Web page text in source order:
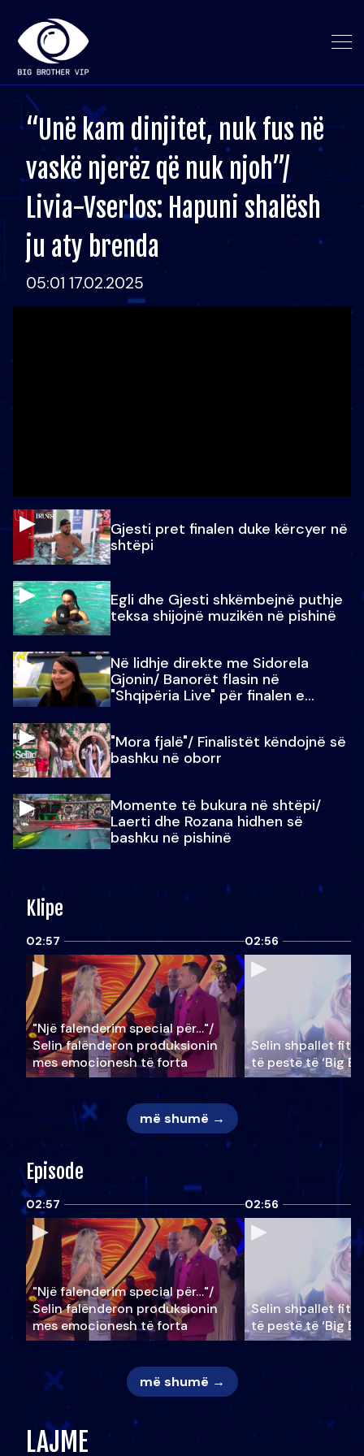
“Unë kam dinjitet, nuk fus në
vaskë njerëz që nuk njoh”/
Livia-Vserlos: Hapuni shalësh
ju aty brenda
05:01 17.02.2025
Gjesti pret finalen duke kërcyer në
shtëpi
Egli dhe Gjesti shkëmbejnë puthje
teksa shijojnë muzikën në pishinë
Në lidhje direkte me Sidorela
Gjonin/ Banorët flasin në
"Shqipëria Live" për finalen e
"Mora fjalë"/ Finalistët këndojnë së
bashku në oborr
Momente të bukura në shtëpi/
Laerti dhe Rozana hidhen së
bashku në pishinë
Klipe
02:57
"Një falenderim special për…"/
Selin falënderon produksionin
mes emocionesh të forta
02:56
Selin shpallet
të pestë të ‘Big
më shumë →
Episode
02:57
"Një falenderim special për…"/
Selin falënderon produksionin
mes emocionesh të forta
02:56
Selin shpallet
të pestë të ‘Big
më shumë →
LAJME